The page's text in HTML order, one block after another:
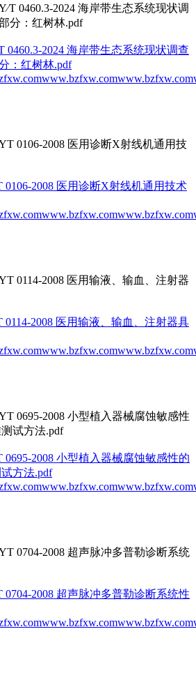
0460.3-2024 海岸带生态系统现状调查
：红树林.pdf
0106-2008 医用诊断X射线机通用技术
0114-2008 医用输液、输血、注射器具
0695-2008 小型植入器械腐蚀敏感性的
方法.pdf
0704-2008 超声脉冲多普勒诊断系统性